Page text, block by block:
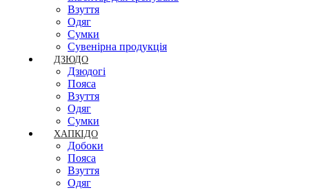
Взуття
Одяг
Сумки
Сувенірна продукція
ДЗЮДО
Дзюдогі
Пояса
Взуття
Одяг
Сумки
ХАПКІДО
Добоки
Пояса
Взуття
Одяг